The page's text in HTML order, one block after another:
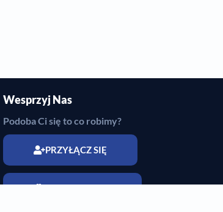
Wesprzyj Nas
Podoba Ci się to co robimy?
PRZYŁĄCZ SIĘ
WESPRZYJ NAS